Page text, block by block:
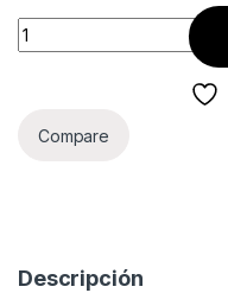
Quantity
Compare
Descripción